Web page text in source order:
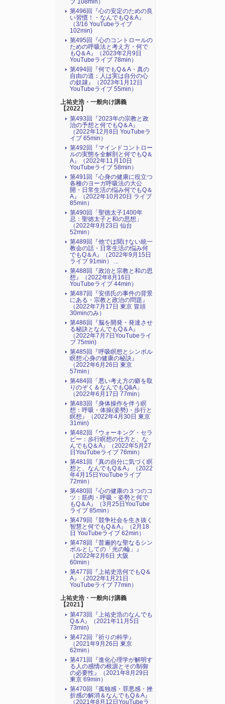
ブ 108min）
第496回『心の安定のための良
い習慣！・なんでもQ＆A』
（3/16 YouTubeライブ
102min)
第495回『心のコントロールの
ための呼吸法と考え方・何で
もQ＆A』（2023年2月9日
YouTubeライブ 78min）
第494回『何でもQ＆A・真の
自由の道：人は実は自分の心
の奴隷』（2023年1月12日
YouTubeライブ 55min）
上祐史浩・一般向け講義
【2022】
第493回『2023年の宗教と政
治の予想と何でもQ＆A』
（2022年12月8日 YouTubeラ
イブ 65min）
第492回『マインドコントロー
ルの実態を全解剖と何でもQ＆
A』（2022年11月10日
YouTubeライブ 58min）
第491回『心身の健康に役立つ
各種のヨーガ呼吸法の大公
開・日常生活の悩み何でもQ＆
A』（2022年10月20日 ライブ
85min）
第490回「聖徳太子1400年
忌：聖徳太子と和の思想」
（2022年9月23日 仙台
52min）
第489回『他では聞けない統一
教会の話・日常生活の悩み何
でもQ＆A』（2022年9月15日
ライブ 91min） ...
第488回『政治と宗教と和の思
想』（2022年8月16日
YouTubeライブ 44min）
第487回『安倍氏の事件の背景
にある・宗教と政治の問題』
（2022年7月17日 東京 冒頭
30minのみ）
第486回『脳を開発・発達させ
る秘訣となんでもQ＆A』
（2022年7月7日YouTubeライ
ブ 75min)
第485回『呼吸瞑想とシンボル
瞑想:心身の健康の秘訣』
（2022年6月26日 東京
57min）
第484回「悪い考え方の癖を取
りのぞく＆なんでもQ&A」
（2022年6月17日 77min）
第483回『身体操作を伴う瞑
想：呼吸・体操(姿勢)・歩行と
瞑想』（2022年4月30日 東京
31min)
第482回『ウォーキング・セラ
ピー：歩行瞑想の仕方と、な
んでもQ＆A』（2022年5月27
日YouTubeライブ 76min）
第481回『真の自分に気づく瞑
想と、なんでもQ＆A』（2022
年4月15日YouTubeライブ
72min）
第480回『心の健康の３つのコ
ツ：筋肉・呼吸・姿勢と何で
もQ＆A』（3月25日YouTube
ライブ 85min）
第479回『競争社会を生き抜く
智慧と何でもQ＆A』（2月18
日 YouTubeライブ 62min）
第478回『普遍的な聖なるシン
ボルとしての「光の輪」』
（2022年2月6日 大阪
60min）
第477回『上祐史浩何でもQ＆
A』（2022年1月21日
YouTubeライブ 77min）
上祐史浩・一般向け講義
【2021】
第473回『上祐史浩のなんでも
Q＆A』（2021年11月5日
73min)
第472回『祈りの科学』
（2021年9月26日 東京
62min）
第471回『進化心理学が解明す
る人の感情の根源とその制御
の必要性』（2021年8月29日
東京 69min）
第470回『孤独感・罪悪感・挫
折感の解消＆なんでもQ＆A』
（2021年8月12日YouTubeラ